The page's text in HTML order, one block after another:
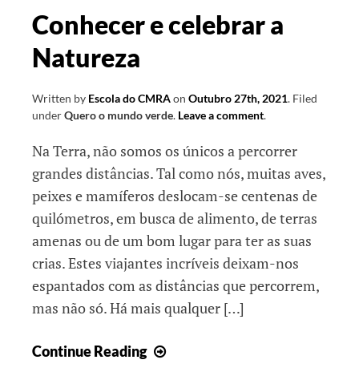
Conhecer e celebrar a
Natureza
Written by Escola do CMRAon Outubro 27th, 2021. Filed
underQuero o mundo verde. Leave a comment.
Na Terra, não somos os únicos a percorrer
grandes distâncias. Tal como nós, muitas aves,
peixes e mamíferos deslocam-se centenas de
quilómetros, em busca de alimento, de terras
amenas ou de um bom lugar para ter as suas
crias. Estes viajantes incríveis deixam-nos
espantados com as distâncias que percorrem,
mas não só. Há mais qualquer […]
Continue Reading